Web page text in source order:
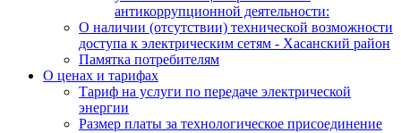
антикоррупционной деятельности:
О наличии (отсутствии) технической возможности
доступа к электрическим сетям - Хасанский район
Памятка потребителям
О ценах и тарифах
Тариф на услуги по передаче электрической
энергии
Размер платы за технологическое присоединение